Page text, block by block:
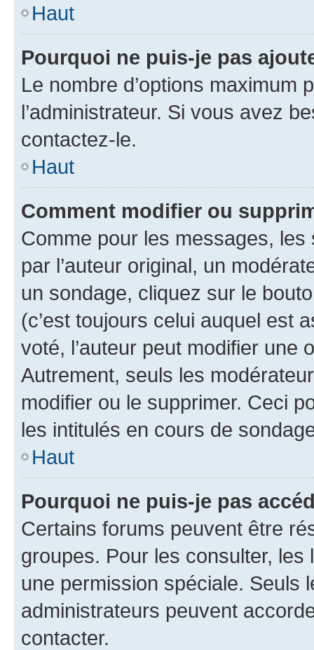
Haut
Pourquoi ne puis-je pas
Le nombre d’options maximum
l’administrateur. Si vous avez
contactez-le.
Haut
Comment modifier ou
Comme pour les messages,
par l’auteur original, un
un sondage, cliquez sur le
(c’est toujours celui auquel est
voté, l’auteur peut modifier une
Autrement, seuls les
modifier ou le supprimer. Ceci
les intitulés en cours de
Haut
Pourquoi ne puis-je pas
Certains forums peuvent être
groupes. Pour les consulter,
une permission spéciale. Seuls
administrateurs peuvent
contacter.